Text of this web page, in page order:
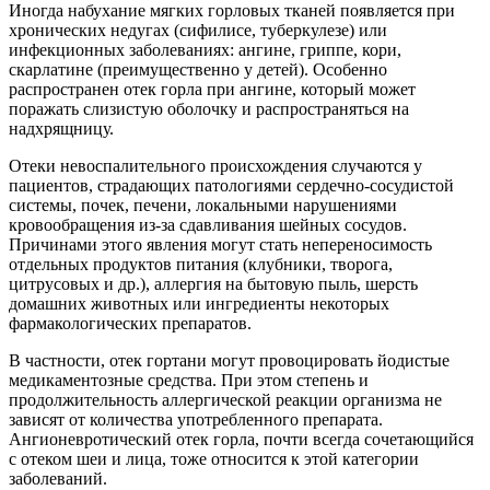
Иногда набухание мягких горловых тканей появляется при
хронических недугах (сифилисе, туберкулезе) или
инфекционных заболеваниях: ангине, гриппе, кори,
скарлатине (преимущественно у детей). Особенно
распространен отек горла при ангине, который может
поражать слизистую оболочку и распространяться на
надхрящницу.
Отеки невоспалительного происхождения случаются у
пациентов, страдающих патологиями сердечно-сосудистой
системы, почек, печени, локальными нарушениями
кровообращения из-за сдавливания шейных сосудов.
Причинами этого явления могут стать непереносимость
отдельных продуктов питания (клубники, творога,
цитрусовых и др.), аллергия на бытовую пыль, шерсть
домашних животных или ингредиенты некоторых
фармакологических препаратов.
В частности, отек гортани могут провоцировать йодистые
медикаментозные средства. При этом степень и
продолжительность аллергической реакции организма не
зависят от количества употребленного препарата.
Ангионевротический отек горла, почти всегда сочетающийся
с отеком шеи и лица, тоже относится к этой категории
заболеваний.